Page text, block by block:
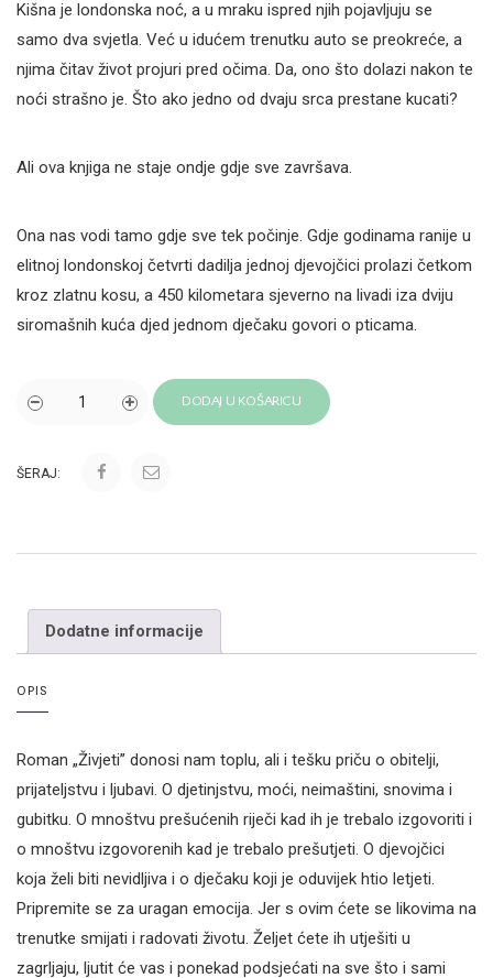
Kišna je londonska noć, a u mraku ispred njih pojavljuju se
samo dva svjetla. Već u idućem trenutku auto se preokreće, a
njima čitav život projuri pred očima. Da, ono što dolazi nakon te
noći strašno je. Što ako jedno od dvaju srca prestane kucati?
Ali ova knjiga ne staje ondje gdje sve završava.
Ona nas vodi tamo gdje sve tek počinje. Gdje godinama ranije u
elitnoj londonskoj četvrti dadilja jednoj djevojčici prolazi četkom
kroz zlatnu kosu, a 450 kilometara sjeverno na livadi iza dviju
siromašnih kuća djed jednom dječaku govori o pticama.
DODAJ U KOŠARICU
ŠERAJ:
Dodatne informacije
OPIS
Roman „Živjeti” donosi nam toplu, ali i tešku priču o obitelji,
prijateljstvu i ljubavi. O djetinjstvu, moći, neimaštini, snovima i
gubitku. O mnoštvu prešućenih riječi kad ih je trebalo izgovoriti i
o mnoštvu izgovorenih kad je trebalo prešutjeti. O djevojčici
koja želi biti nevidljiva i o dječaku koji je oduvijek htio letjeti.
Pripremite se za uragan emocija. Jer s ovim ćete se likovima na
trenutke smijati i radovati životu. Željet ćete ih utješiti u
zagrljaju, ljutit će vas i ponekad podsjećati na sve što i sami